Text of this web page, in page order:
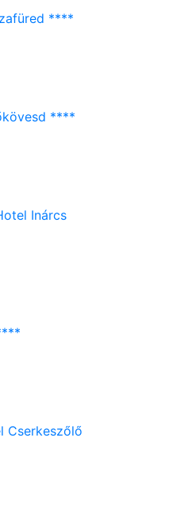
****
****
Inárcs
Cserkeszőlő